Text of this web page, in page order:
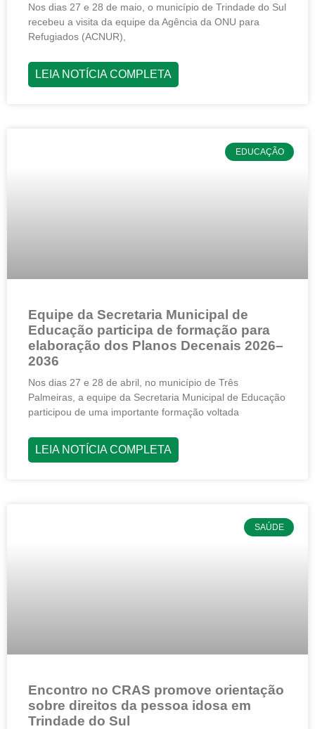
Nos dias 27 e 28 de maio, o município de Trindade do Sul
recebeu a visita da equipe da Agência da ONU para
Refugiados (ACNUR),
LEIA NOTÍCIA COMPLETA
EDUCAÇÃO
Equipe da Secretaria Municipal de
Educação participa de formação para
elaboração dos Planos Decenais 2026–
2036
Nos dias 27 e 28 de abril, no município de Três
Palmeiras, a equipe da Secretaria Municipal de Educação
participou de uma importante formação voltada
LEIA NOTÍCIA COMPLETA
SAÚDE
Encontro no CRAS promove orientação
sobre direitos da pessoa idosa em
Trindade do Sul